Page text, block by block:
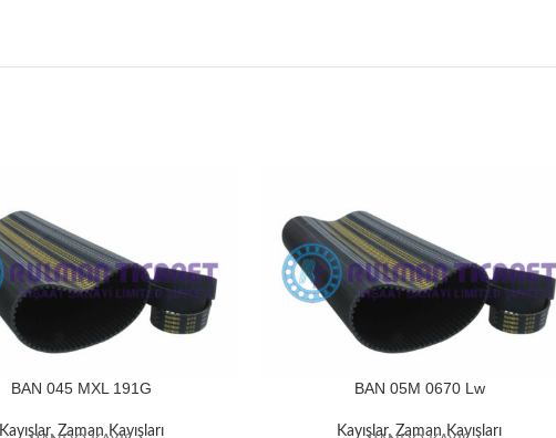
BAN 045 MXL 191G
Kayışlar, Zaman Kayışları
BAN 05M 0670 Lw
Kayışlar,Zaman Kayışları